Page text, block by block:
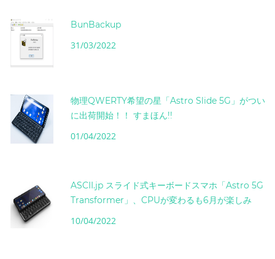
BunBackup
31/03/2022
物理QWERTY希望の星「Astro Slide 5G」がつい
に出荷開始！！ すまほん!!
01/04/2022
ASCII.jp スライド式キーボードスマホ「Astro 5G
Transformer」、CPUが変わるも6月が楽しみ
10/04/2022